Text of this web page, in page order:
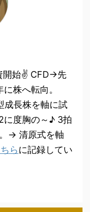
開始✌ CFD→先
株へ転向。
成長株を軸に試
に度胸の～♪ 3拍
→ 清原式を軸
らに記録してい